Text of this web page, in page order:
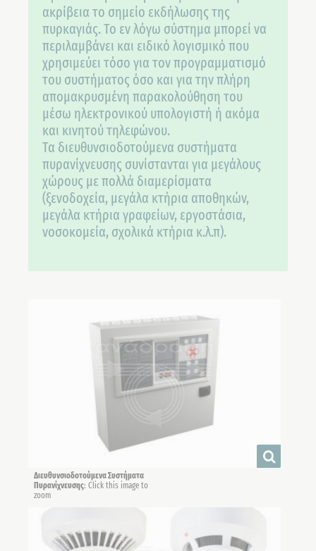
ακρίβεια το σημείο εκδήλωσης της
πυρκαγιάς. Το εν λόγω σύστημα μπορεί να
περιλαμβάνει και ειδικό λογισμικό που
χρησιμεύει τόσο για τον προγραμματισμό
του συστήματος όσο και για την πλήρη
απομακρυσμένη παρακολούθηση του
μέσω ηλεκτρονικού υπολογιστή ή ακόμα
και κινητού τηλεφώνου.
Τα διευθυνσιοδοτούμενα συστήματα
πυρανίχνευσης συνίστανται για μεγάλους
χώρους με πολλά διαμερίσματα
(ξενοδοχεία, μεγάλα κτήρια αποθηκών,
μεγάλα κτήρια γραφείων, εργοστάσια,
νοσοκομεία, σχολικά κτήρια κ.λ.π).
Διευθυνσιοδοτούμενα Συστήματα
Πυρανίχνευσης: Click this image to
zoom